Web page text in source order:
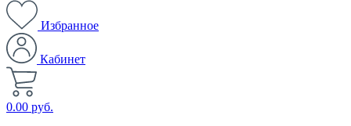
Избранное
Кабинет
0.00 руб.